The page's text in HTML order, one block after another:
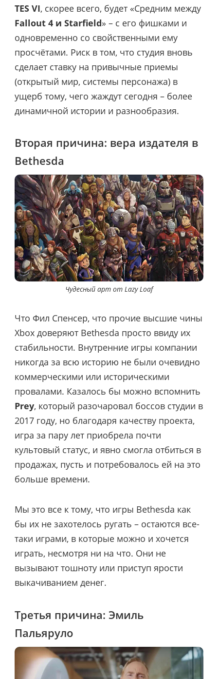
TES VI, скорее всего, будет «Средним между
Fallout 4 и Starfield» – с его фишками и
одновременно со свойственными ему
просчётами. Риск в том, что студия вновь
сделает ставку на привычные приемы
(открытый мир, системы персонажа) в
ущерб тому, чего жаждут сегодня – более
динамичной истории и разнообразия.
Вторая причина: вера издателя в
Bethesda
Чудесный арт от Lazy Loaf
Что Фил Спенсер, что прочие высшие чины
Xbox доверяют Bethesda просто ввиду их
стабильности. Внутренние игры компании
никогда за всю историю не были очевидно
коммерческими или историческими
провалами. Казалось бы можно вспомнить
Prey, который разочаровал боссов студии в
2017 году, но благодаря качеству проекта,
игра за пару лет приобрела почти
культовый статус, и явно смогла отбиться в
продажах, пусть и потребовалось ей на это
больше времени.
Мы это все к тому, что игры Bethesda как
бы их не захотелось ругать – остаются все-
таки играми, в которые можно и хочется
играть, несмотря ни на что. Они не
вызывают тошноту или приступ ярости
выкачиванием денег.
Третья причина: Эмиль
Пальяруло